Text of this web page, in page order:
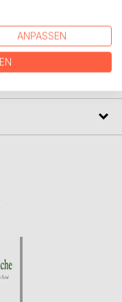
ANPASSEN